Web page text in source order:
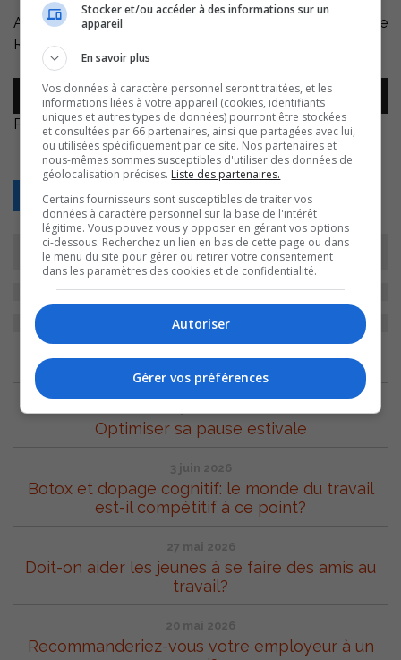
Avec Annie Boilard, présidente Annie
RH.
https://www.reseau-annie.ca/formation/
Lecteur
audio
Photo deRobert Byesur Unsplash
Retour
ARCHIVES
Optimiser sa pause estivale
3 juin 2026
Botox et dopage cognitif: le monde du travail
est-il compétitif à ce point?
27 mai 2026
Doit-on aider les jeunes à se faire des amis au
travail?
20 mai 2026
Recommanderiez-vous votre employeur à un
Stocker et/ou accéder à des informations sur un
appareil
En savoir plus
Vos données à caractère personnel seront traitées, et les
informations liées à votre appareil (cookies, identifiants
uniques et autres types de données) pourront être stockées
et consultées par 66 partenaires, ainsi que partagées avec lui,
ou utilisées spécifiquement par ce site. Nos partenaires et
nous-mêmes sommes susceptibles d'utiliser des données de
géolocalisation précises. Liste des partenaires.
Certains fournisseurs sont susceptibles de traiter vos
données à caractère personnel sur la base de l'intérêt
légitime. Vous pouvez vous y opposer en gérant vos options
ci-dessous. Recherchez un lien en bas de cette page ou dans
le menu du site pour gérer ou retirer votre consentement
dans les paramètres des cookies et de confidentialité.
Autoriser
Gérer vos préférences